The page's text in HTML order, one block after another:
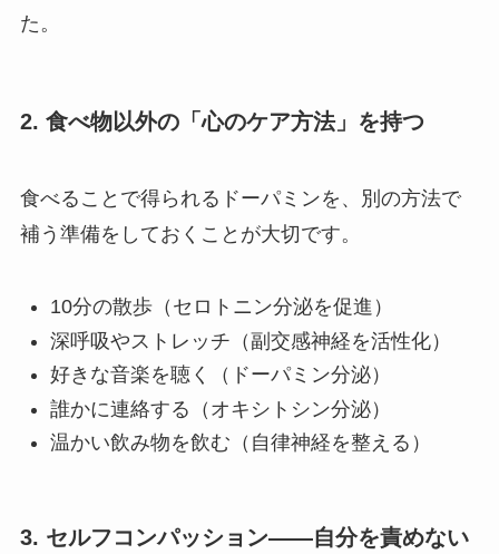
た。
2. 食べ物以外の「心のケア方法」を持つ
食べることで得られるドーパミンを、別の方法で
補う準備をしておくことが大切です。
10分の散歩（セロトニン分泌を促進）
深呼吸やストレッチ（副交感神経を活性化）
好きな音楽を聴く（ドーパミン分泌）
誰かに連絡する（オキシトシン分泌）
温かい飲み物を飲む（自律神経を整える）
3. セルフコンパッション——自分を責めない